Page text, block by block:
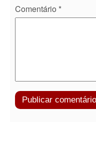
Comentário *